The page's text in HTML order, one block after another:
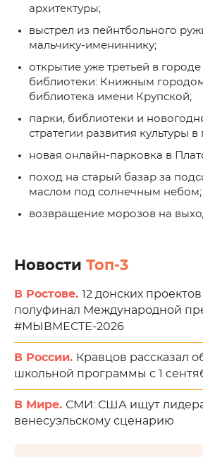
архитектуры;
выстрел из пейнтбольного
мальчику-имениннику;
открытие уже третьей в
библиотеки: Книжным городом
библиотека имени Крупской;
парки, библиотеки и
стратегии развития культуры в
новая онлайн-парковка в
поход на старый базар за
маслом под солнечным небом;
возвращение морозов на
Новости Топ-3
В Ростове. 12 донских
полуфинал Международной
#МЫВМЕСТЕ-2026
В России. Кравцов рассказал
школьной программы с 1
В Мире. СМИ: США ищут
венесуэльскому сценарию